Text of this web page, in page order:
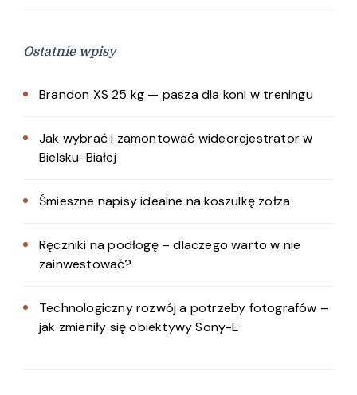
Ostatnie wpisy
Brandon XS 25 kg — pasza dla koni w treningu
Jak wybrać i zamontować wideorejestrator w
Bielsku-Białej
Śmieszne napisy idealne na koszulkę zołza
Ręczniki na podłogę – dlaczego warto w nie
zainwestować?
Technologiczny rozwój a potrzeby fotografów –
jak zmieniły się obiektywy Sony-E